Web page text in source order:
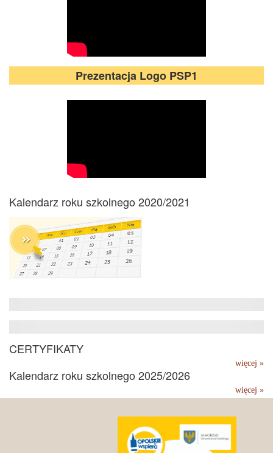
Prezentacja Logo PSP1
Kalendarz roku szkolnego 2020/2021
CERTYFIKATY
więcej »
Kalendarz roku szkolnego 2025/2026
więcej »